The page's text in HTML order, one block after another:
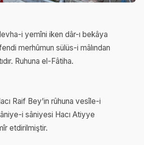
i yemîni iken dâr-ı bekâya
merhûmun sülüs-i mâlından
Ruhuna el-Fâtiha.
Raif Bey’in rûhuna vesîle-i
i sâniyesi Hacı Atiyye
etdirilmiştir.